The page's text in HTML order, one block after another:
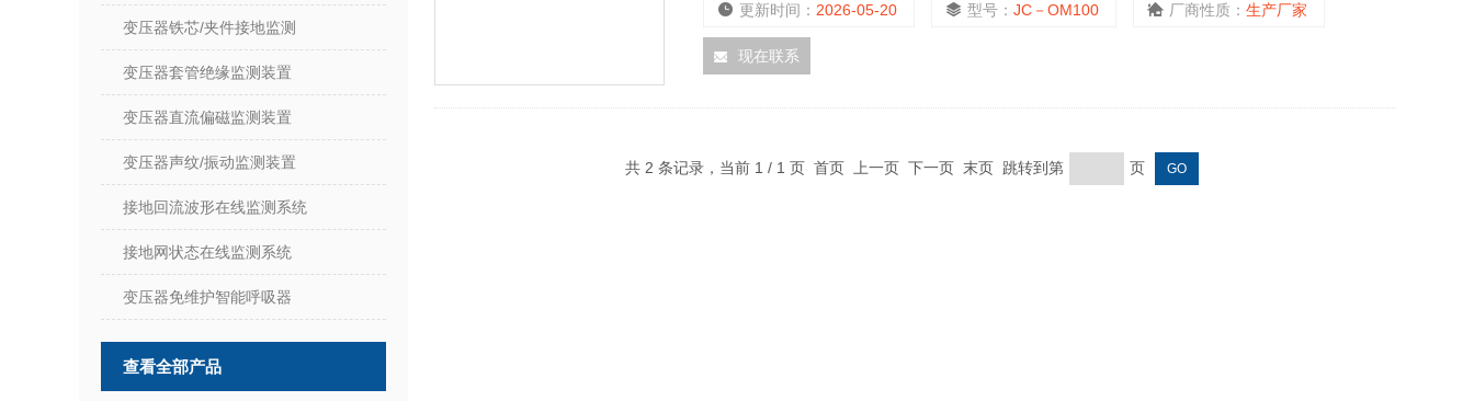
变压器铁芯/夹件接地监测
变压器套管绝缘监测装置
变压器直流偏磁监测装置
变压器声纹/振动监测装置
接地回流波形在线监测系统
接地网状态在线监测系统
变压器免维护智能呼吸器
查看全部产品
障，并按设定的报警值进行报警。
更新时间： 2026-05-20 型号：JC－OM100 厂商性质：生产厂家
现在联系
共 2 条记录，当前 1 / 1 页 首页 上一页 下一页 末页 跳转到第 页